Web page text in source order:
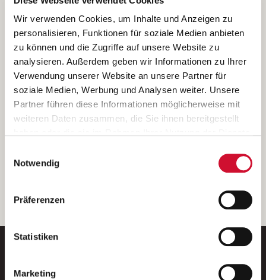
Wir verwenden Cookies, um Inhalte und Anzeigen zu
personalisieren, Funktionen für soziale Medien anbieten
zu können und die Zugriffe auf unsere Website zu
analysieren. Außerdem geben wir Informationen zu Ihrer
Verwendung unserer Website an unsere Partner für
soziale Medien, Werbung und Analysen weiter. Unsere
Partner führen diese Informationen möglicherweise mit
weiteren Daten zusammen, die Sie ihnen bereitgestellt
Wenn Sie auf „Cookies zulassen“ klicken, so stimmen
Sie der Speicherung sämtlicher Cookies zu. Sie können
Ihre Einwilligung selbstverständlich jederzeit widerrufen,
indem Sie die Cookie-Einstellungen aufrufen und diese
unserer
Notwendig
Präferenzen
Statistiken
Marketing
Ich bin damit einverstanden, dass meine personenbezogenen Daten
ausschließlich zum Zweck der Durchführung der Kontaktanfrage
verarbeitet, auf IT- Systemen der Garitz Bewirtschaftungsbetriebe
GmbH, Heinrich-von-Kleist-Straße 2, 97688 Bad Kissingen
(Betreiber) gespeichert und an die für das Stellenangebot
verantwortliche Stelle zur Kontaktaufnahme weitergegeben
werden.
Diese Einwilligungserklärung kann ich jederzeit gegenüber dem
Weitere Details können Sie der
entnehmen.